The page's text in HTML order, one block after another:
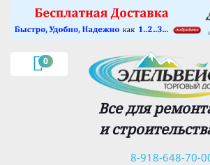
0
Все для
и
8-918-648-70-